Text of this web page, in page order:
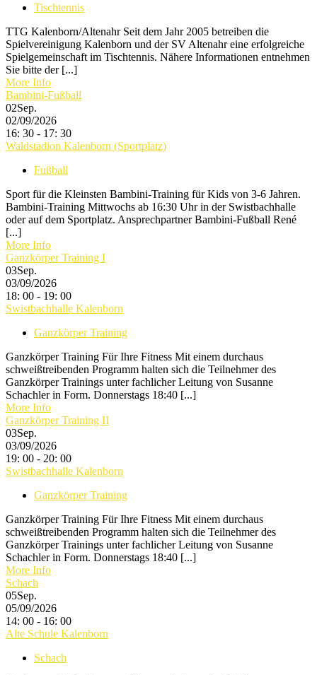
Tischtennis
TTG Kalenborn/Altenahr Seit dem Jahr 2005 betreiben die
Spielvereinigung Kalenborn und der SV Altenahr eine erfolgreiche
Spielgemeinschaft im Tischtennis. Nähere Informationen entnehmen
Sie bitte der [...]
More Info
Bambini-Fußball
02Sep.
02/09/2026
16: 30 - 17: 30
Waldstadion Kalenborn (Sportplatz)
Fußball
Sport für die Kleinsten Bambini-Training für Kids von 3-6 Jahren.
Bambini-Training Mittwochs ab 16:30 Uhr in der Swistbachhalle
oder auf dem Sportplatz. Ansprechpartner Bambini-Fußball René
[...]
More Info
Ganzkörper Training I
03Sep.
03/09/2026
18: 00 - 19: 00
Swistbachhalle Kalenborn
Ganzkörper Training
Ganzkörper Training Für Ihre Fitness Mit einem durchaus
schweißtreibenden Programm halten sich die Teilnehmer des
Ganzkörper Trainings unter fachlicher Leitung von Susanne
Schachler in Form. Donnerstags 18:40 [...]
More Info
Ganzkörper Training II
03Sep.
03/09/2026
19: 00 - 20: 00
Swistbachhalle Kalenborn
Ganzkörper Training
Ganzkörper Training Für Ihre Fitness Mit einem durchaus
schweißtreibenden Programm halten sich die Teilnehmer des
Ganzkörper Trainings unter fachlicher Leitung von Susanne
Schachler in Form. Donnerstags 18:40 [...]
More Info
Schach
05Sep.
05/09/2026
14: 00 - 16: 00
Alte Schule Kalenborn
Schach